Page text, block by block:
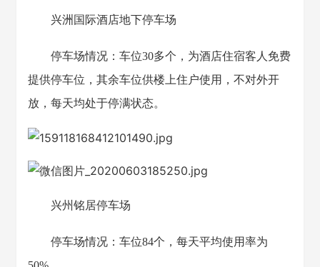
兴洲国际酒店地下停车场
停车场情况：车位30多个，为酒店住宿客人免费
提供停车位，其余车位供楼上住户使用，不对外开
放，每天均处于停满状态。
兴州铭居停车场
停车场情况：车位84个，每天平均使用率为